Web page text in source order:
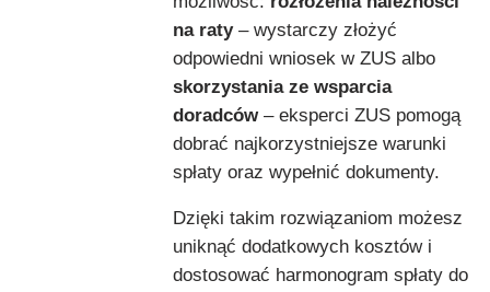
na raty– wystarczy złożyć
odpowiedni wniosek w ZUS albo
skorzystania ze wsparcia
doradców– eksperci ZUS pomogą
dobrać najkorzystniejsze warunki
spłaty oraz wypełnić dokumenty.
Dzięki takim rozwiązaniom możesz
uniknąć dodatkowych kosztów i
dostosować harmonogram spłaty do